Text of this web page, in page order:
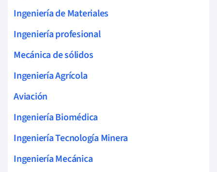
Ingeniería de Materiales
Ingeniería profesional
Mecánica de sólidos
Ingeniería Agrícola
Aviación
Ingeniería Biomédica
Ingeniería Tecnología Minera
Ingeniería Mecánica